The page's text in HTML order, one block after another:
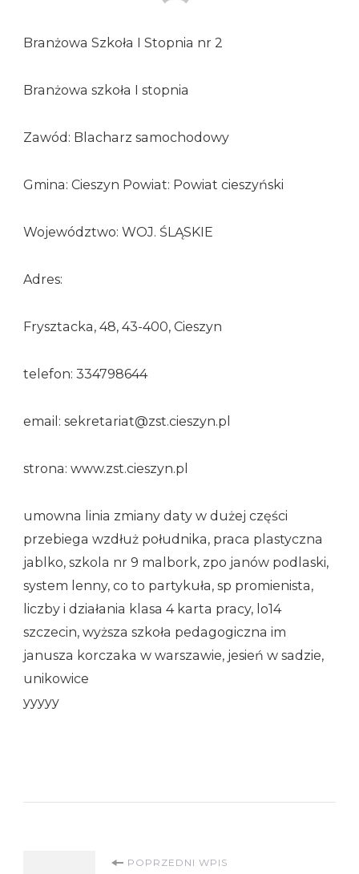
Branżowa Szkoła I Stopnia nr 2
Branżowa szkoła I stopnia
Zawód: Blacharz samochodowy
Gmina: Cieszyn Powiat: Powiat cieszyński
Województwo: WOJ. ŚLĄSKIE
Adres:
Frysztacka, 48, 43-400, Cieszyn
telefon: 334798644
email: sekretariat@zst.cieszyn.pl
strona: www.zst.cieszyn.pl
umowna linia zmiany daty w dużej części
przebiega wzdłuż południka, praca plastyczna
jablko, szkola nr 9 malbork, zpo janów podlaski,
system lenny, co to partykuła, sp promienista,
liczby i działania klasa 4 karta pracy, lo14
szczecin, wyższa szkoła pedagogiczna im
janusza korczaka w warszawie, jesień w sadzie,
unikowice
yyyyy
POPRZEDNI WPIS